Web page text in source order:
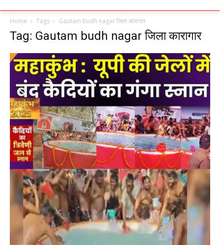
Home Tags Gautam budh nagar जिला कारागार
Tag: Gautam budh nagar जिला कारागार